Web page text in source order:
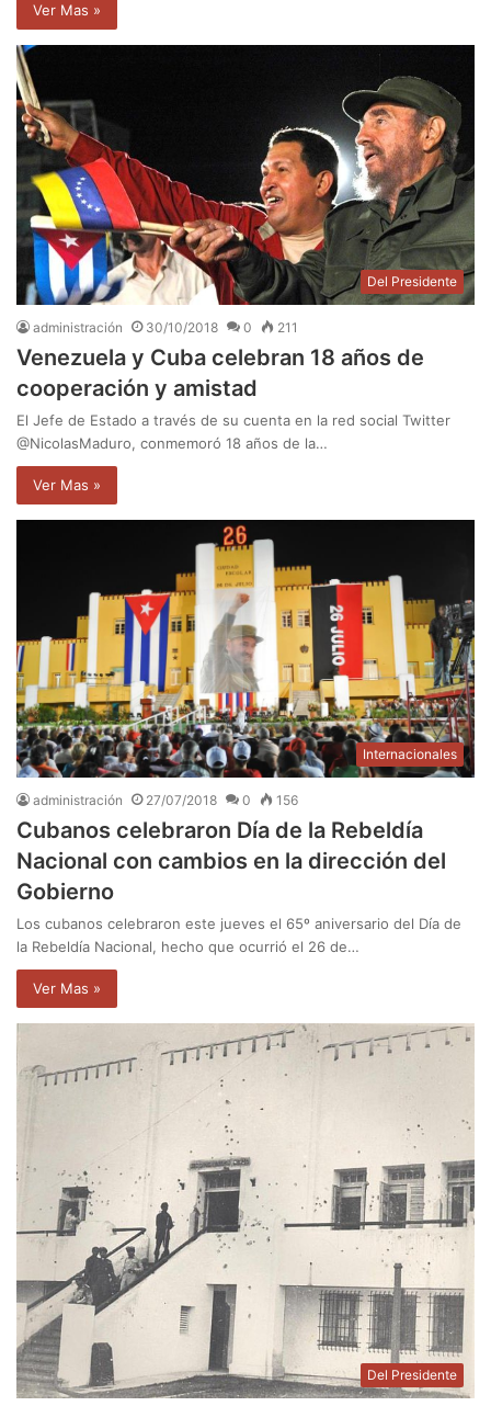
Ver Mas »
Del Presidente
administración 30/10/2018 0 211
Venezuela y Cuba celebran 18 años de
cooperación y amistad
El Jefe de Estado a través de su cuenta en la red social Twitter
@NicolasMaduro, conmemoró 18 años de la…
Ver Mas »
Internacionales
administración 27/07/2018 0 156
Cubanos celebraron Día de la Rebeldía
Nacional con cambios en la dirección del
Gobierno
Los cubanos celebraron este jueves el 65º aniversario del Día de
la Rebeldía Nacional, hecho que ocurrió el 26 de…
Ver Mas »
Del Presidente